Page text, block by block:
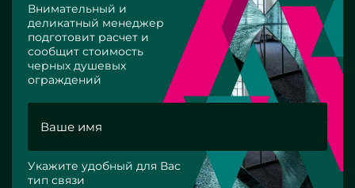
Внимательный и
деликатный менеджер
подготовит расчет и
сообщит стоимость
черных душевых
ограждений
Укажите удобный для Вас
тип связи